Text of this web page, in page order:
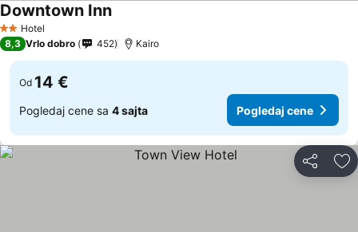
2 Zvezdice
Hotel
Downtown InnPogledaj cene
8,3 Vrlo dobro 452 Kairo
Od 14 €
Pogledaj cene sa 4 sajta Pogledaj cene
Deli